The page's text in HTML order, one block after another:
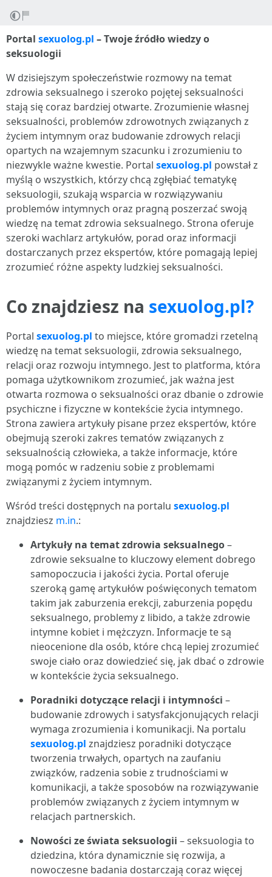
Portal sexuolog.pl – Twoje źródło wiedzy o
seksuologii
W dzisiejszym społeczeństwie rozmowy na temat
zdrowia seksualnego i szeroko pojętej seksualności
stają się coraz bardziej otwarte. Zrozumienie własnej
seksualności, problemów zdrowotnych związanych z
życiem intymnym oraz budowanie zdrowych relacji
opartych na wzajemnym szacunku i zrozumieniu to
niezwykle ważne kwestie. Portal sexuolog.pl powstał z
myślą o wszystkich, którzy chcą zgłębiać tematykę
seksuologii, szukają wsparcia w rozwiązywaniu
problemów intymnych oraz pragną poszerzać swoją
wiedzę na temat zdrowia seksualnego. Strona oferuje
szeroki wachlarz artykułów, porad oraz informacji
dostarczanych przez ekspertów, które pomagają lepiej
zrozumieć różne aspekty ludzkiej seksualności.
Co znajdziesz na sexuolog.pl?
Portal sexuolog.pl to miejsce, które gromadzi rzetelną
wiedzę na temat seksuologii, zdrowia seksualnego,
relacji oraz rozwoju intymnego. Jest to platforma, która
pomaga użytkownikom zrozumieć, jak ważna jest
otwarta rozmowa o seksualności oraz dbanie o zdrowie
psychiczne i fizyczne w kontekście życia intymnego.
Strona zawiera artykuły pisane przez ekspertów, które
obejmują szeroki zakres tematów związanych z
seksualnością człowieka, a także informacje, które
mogą pomóc w radzeniu sobie z problemami
związanymi z życiem intymnym.
Wśród treści dostępnych na portalu sexuolog.pl
znajdziesz m.in.:
Artykuły na temat zdrowia seksualnego–
zdrowie seksualne to kluczowy element dobrego
samopoczucia i jakości życia. Portal oferuje
szeroką gamę artykułów poświęconych tematom
takim jak zaburzenia erekcji, zaburzenia popędu
seksualnego, problemy z libido, a także zdrowie
intymne kobiet i mężczyzn. Informacje te są
nieocenione dla osób, które chcą lepiej zrozumieć
swoje ciało oraz dowiedzieć się, jak dbać o zdrowie
w kontekście życia seksualnego.
Poradniki dotyczące relacji i intymności –
budowanie zdrowych i satysfakcjonujących relacji
wymaga zrozumienia i komunikacji. Na portalu
sexuolog.pl znajdziesz poradniki dotyczące
tworzenia trwałych, opartych na zaufaniu
związków, radzenia sobie z trudnościami w
komunikacji, a także sposobów na rozwiązywanie
problemów związanych z życiem intymnym w
relacjach partnerskich.
Nowości ze świata seksuologii – seksuologia to
dziedzina, która dynamicznie się rozwija, a
nowoczesne badania dostarczają coraz więcej